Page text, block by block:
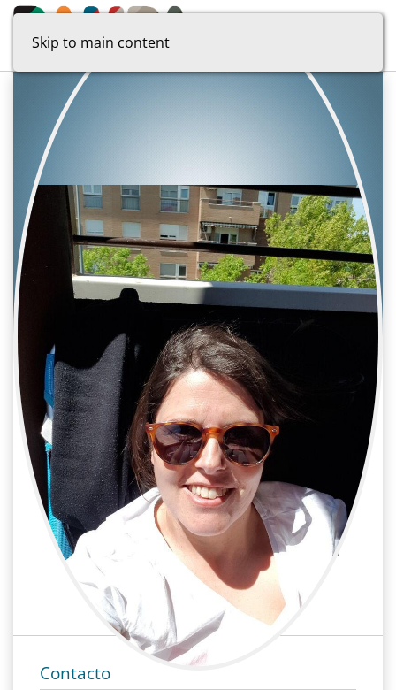
Skip to main content
Raquel Torrico moraño
Cine | Producción | Asistente de
producción
Cine, Producción, Asistente de producción
Contacto